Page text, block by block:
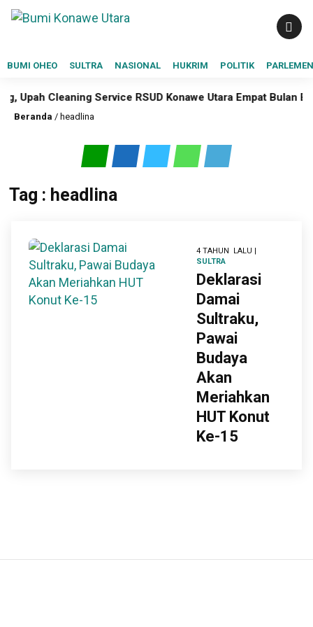
BUMI OHEO SULTRA NASIONAL HUKRIM POLITIK PARLEMEN
Upah Cleaning Service RSUD Konawe Utara Empat Bulan
Beranda / headlina
Tag : headlina
4 TAHUN LALU |
SULTRA
Deklarasi
Damai
Sultraku,
Pawai
Budaya
Akan
Meriahkan
HUT Konut
Ke-15